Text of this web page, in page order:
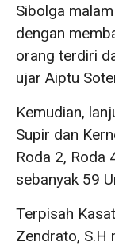
Sibolga
dengan
orang terdiri
ujar Aiptu
Kemudian,
Supir dan
Roda 2, Roda
sebanyak 59
Terpisah
Zendrato, S.H